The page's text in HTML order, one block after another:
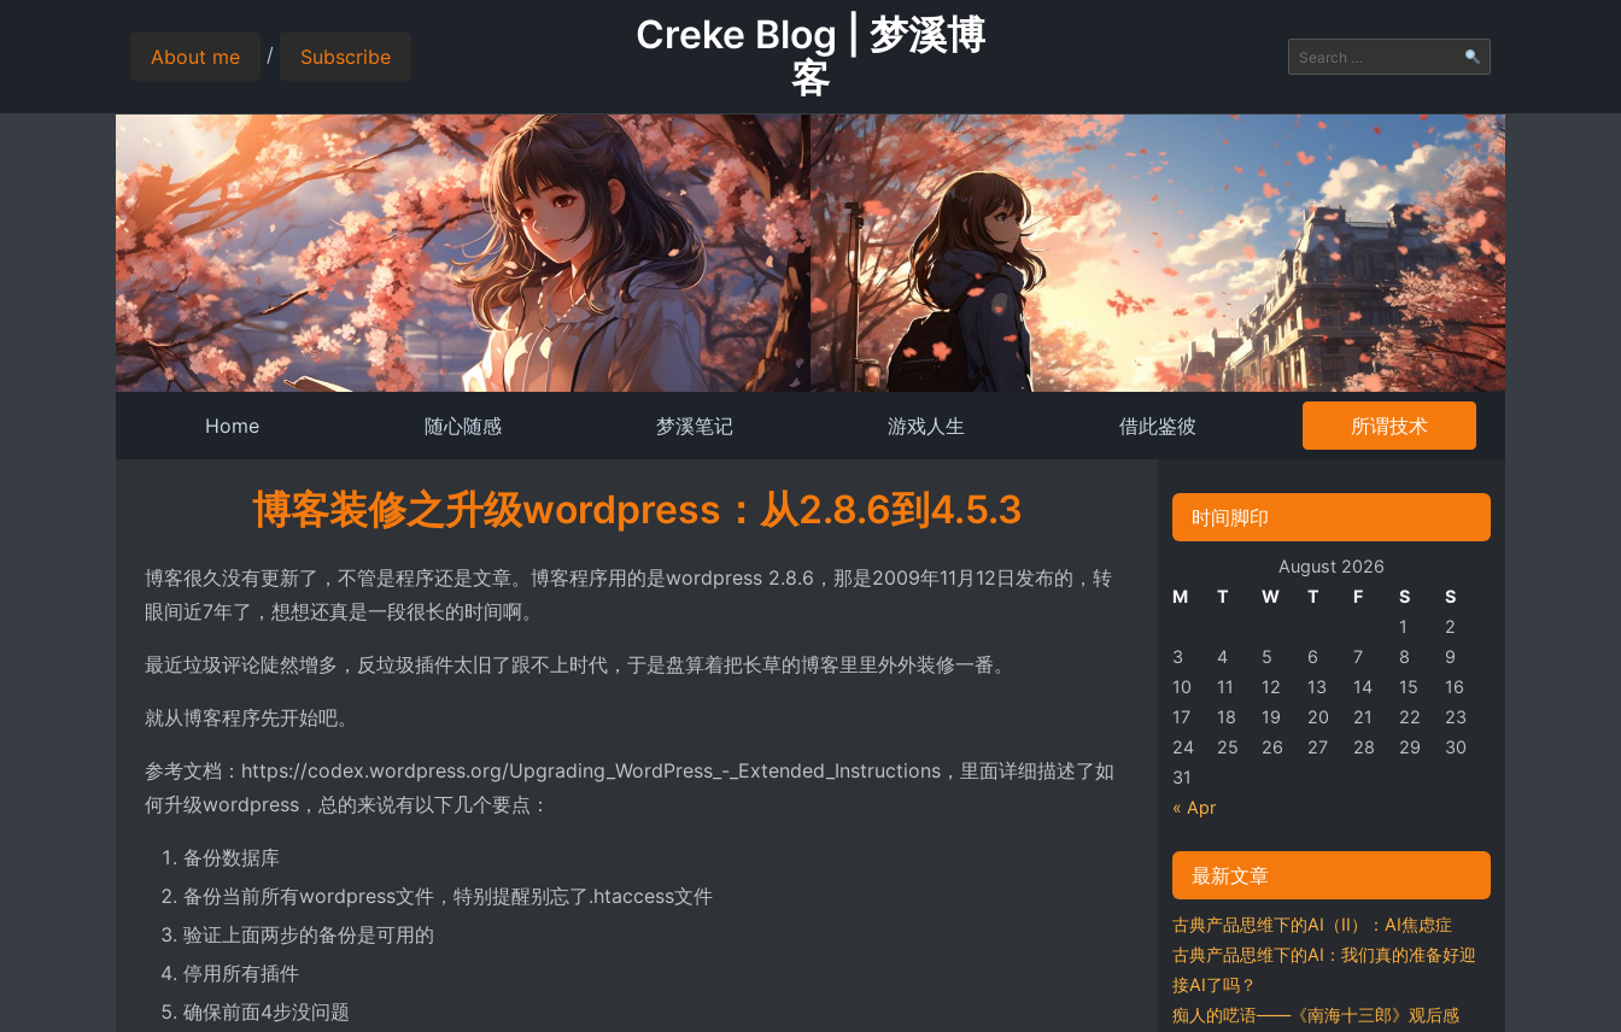
About me / Subscribe
Creke Blog | 梦溪博
客
Home 随心随感 梦溪笔记 游戏人生 借此鉴彼 所谓技术
博客装修之升级wordpress：从2.8.6到4.5.3
博客很久没有更新了，不管是程序还是文章。博客程序用的是wordpress 2.8.6，那是2009年11月12日发布的，转
眼间近7年了，想想还真是一段很长的时间啊。
最近垃圾评论陡然增多，反垃圾插件太旧了跟不上时代，于是盘算着把长草的博客里里外外装修一番。
就从博客程序先开始吧。
参考文档：https://codex.wordpress.org/Upgrading_WordPress_-_Extended_Instructions，里面详细描述了如
何升级wordpress，总的来说有以下几个要点：
备份数据库
备份当前所有wordpress文件，特别提醒别忘了.htaccess文件
验证上面两步的备份是可用的
停用所有插件
确保前面4步没问题
时间脚印
August 2026
M
T W T F S S
« Apr
1
2
3
4 5 6 7 8
9
10
11 12 13 14 15
16
17
18 19 20 21 22
23
24
25 26 27 28 29
30
31
最新文章
古典产品思维下的AI（II）：AI焦虑症
古典产品思维下的AI：我们真的准备好迎
接AI了吗？
痴人的呓语——《南海十三郎》观后感